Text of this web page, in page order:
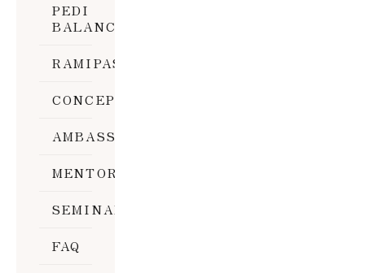
PEDI
BALANCE
RAMIPAS
CONCEPT
AMBASSADOR
MENTOR
SEMINAR
FAQ